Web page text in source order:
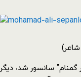
گمنام” سانسور شد، دیگر